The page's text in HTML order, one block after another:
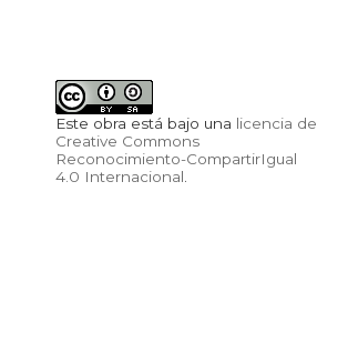
Este obra está bajo una licencia de
Creative Commons
Reconocimiento-CompartirIgual
4.0 Internacional